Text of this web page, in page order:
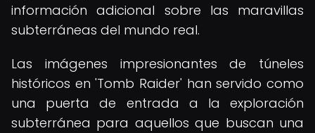
información adicional sobre las maravillas
subterráneas del mundo real.
Las imágenes impresionantes de túneles
históricos en 'Tomb Raider' han servido como
una puerta de entrada a la exploración
subterránea para aquellos que buscan una